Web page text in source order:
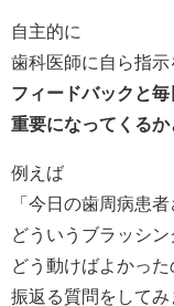
自主的に
歯科医師に自ら指示
フィードバックと
重要になってくるか
例えば
「今日の歯周病患
どういうブラッシン
どう動けばよかった
振返る質問をしてみ